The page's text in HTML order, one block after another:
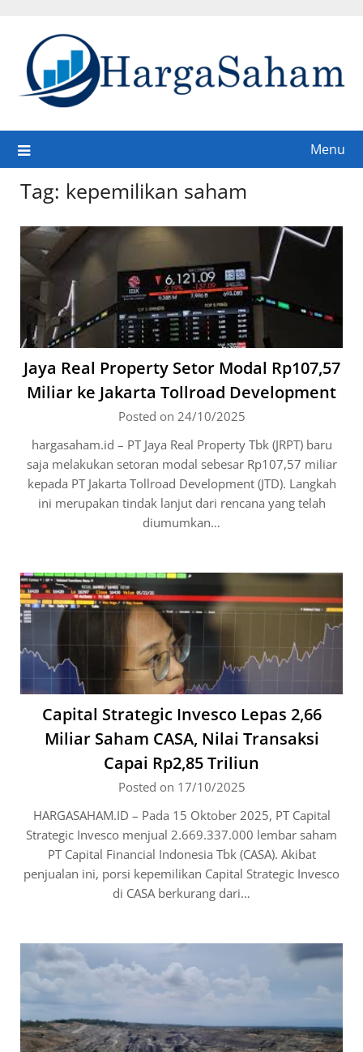
content
Menu
Tag: kepemilikan saham
Jaya Real Property Setor Modal Rp107,57
Miliar ke Jakarta Tollroad Development
Posted on 24/10/2025
hargasaham.id – PT Jaya Real Property Tbk (JRPT) baru
saja melakukan setoran modal sebesar Rp107,57 miliar
kepada PT Jakarta Tollroad Development (JTD). Langkah
ini merupakan tindak lanjut dari rencana yang telah
diumumkan…
Capital Strategic Invesco Lepas 2,66
Miliar Saham CASA, Nilai Transaksi
Capai Rp2,85 Triliun
Posted on 17/10/2025
HARGASAHAM.ID – Pada 15 Oktober 2025, PT Capital
Strategic Invesco menjual 2.669.337.000 lembar saham
PT Capital Financial Indonesia Tbk (CASA). Akibat
penjualan ini, porsi kepemilikan Capital Strategic Invesco
di CASA berkurang dari…